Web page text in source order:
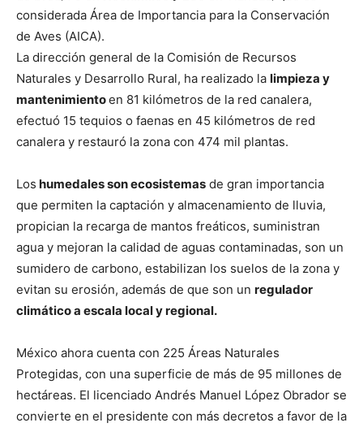
considerada Área de Importancia para la Conservación
de Aves (AICA).
La dirección general de la Comisión de Recursos
Naturales y Desarrollo Rural, ha realizado la limpieza y
mantenimientoen 81 kilómetros de la red canalera,
efectuó 15 tequios o faenas en 45 kilómetros de red
canalera y restauró la zona con 474 mil plantas.
Los humedales son ecosistemas de gran importancia
que permiten la captación y almacenamiento de lluvia,
propician la recarga de mantos freáticos, suministran
agua y mejoran la calidad de aguas contaminadas, son un
sumidero de carbono, estabilizan los suelos de la zona y
evitan su erosión, además de que son un regulador
climático a escala local y regional.
México ahora cuenta con 225 Áreas Naturales
Protegidas, con una superficie de más de 95 millones de
hectáreas. El licenciado Andrés Manuel López Obrador se
convierte en el presidente con más decretos a favor de la